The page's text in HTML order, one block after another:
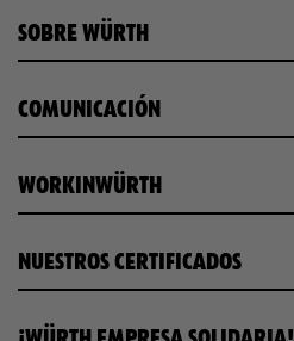
SOBRE WÜRTH
COMUNICACIÓN
WORKINWÜRTH
NUESTROS CERTIFICADOS